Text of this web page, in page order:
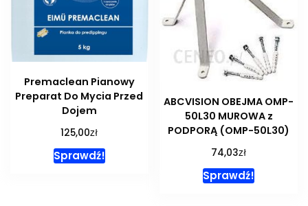
Premaclean Pianowy
Preparat Do Mycia Przed
Dojem
125,00zł
Sprawdź!
ABCVISION OBEJMA OMP-
50L30 MUROWA z
PODPORĄ (OMP-50L30)
74,03zł
Sprawdź!